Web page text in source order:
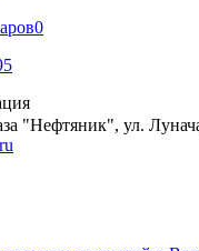
0
"Нефтяник", ул.